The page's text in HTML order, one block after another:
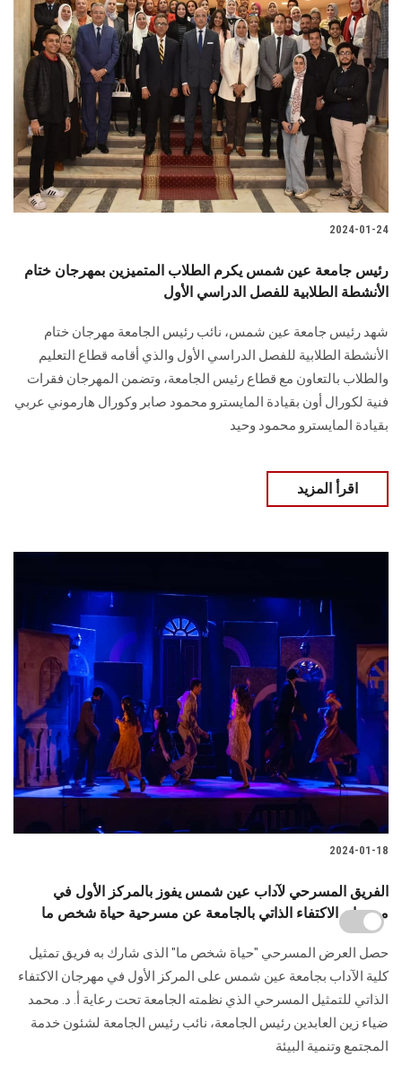
2024-01-24
رئيس جامعة عين شمس يكرم الطلاب المتميزين بمهرجان ختام
الأنشطة الطلابية للفصل الدراسي الأول
شهد رئيس جامعة عين شمس، نائب رئيس الجامعة مهرجان ختام
الأنشطة الطلابية للفصل الدراسي الأول والذي أقامه قطاع ‏التعليم
والطلاب بالتعاون مع قطاع رئيس الجامعة‏، وتضمن المهرجان فقرات
فنية لكورال أون بقيادة المايسترو محمود صابر وكورال هارموني ‏عربي
بقيادة المايسترو محمود وحيد
اقرأ المزيد
2024-01-18
الفريق المسرحي لآداب عين شمس يفوز بالمركز الأول في
مهرجان الاكتفاء الذاتي بالجامعة عن مسرحية حياة شخص ما
حصل العرض المسرحي "حياة شخص ما" الذى شارك به فريق تمثيل
كلية الآداب بجامعة عين ‏شمس على المركز الأول في مهرجان الاكتفاء
الذاتي للتمثيل المسرحي الذي نظمته الجامعة تحت ‏رعاية أ. د. محمد
ضياء زين العابدين رئيس الجامعة، نائب رئيس الجامعة ‏لشئون خدمة
المجتمع وتنمية البيئة‏